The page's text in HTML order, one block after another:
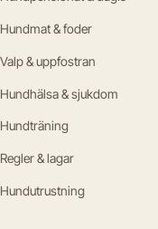
Hundmat & foder
Valp & uppfostran
Hundhälsa & sjukdom
Hundträning
Regler & lagar
Hundutrustning